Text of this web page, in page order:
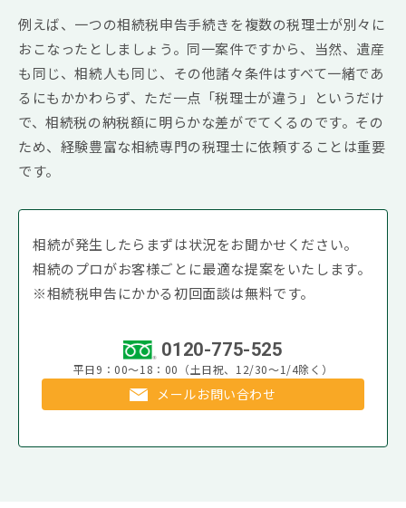
例えば、一つの相続税申告手続きを複数の税理士が別々に
おこなったとしましょう。同一案件ですから、当然、遺産
も同じ、相続人も同じ、その他諸々条件はすべて一緒であ
るにもかかわらず、ただ一点「税理士が違う」というだけ
で、相続税の納税額に明らかな差がでてくるのです。その
ため、経験豊富な相続専門の税理士に依頼することは重要
です。
相続が発生したらまずは状況をお聞かせください。
相続のプロがお客様ごとに最適な提案をいたします。
※相続税申告にかかる初回面談は無料です。
0120-775-525
平日9：00～18：00（土日祝、12/30～1/4除く）
メールお問い合わせ